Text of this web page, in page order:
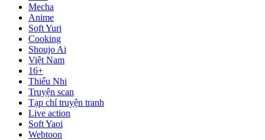
Mecha
Anime
Soft Yuri
Cooking
Shoujo Ai
Việt Nam
16+
Thiếu Nhi
Truyện scan
Tạp chí truyện tranh
Live action
Soft Yaoi
Webtoon